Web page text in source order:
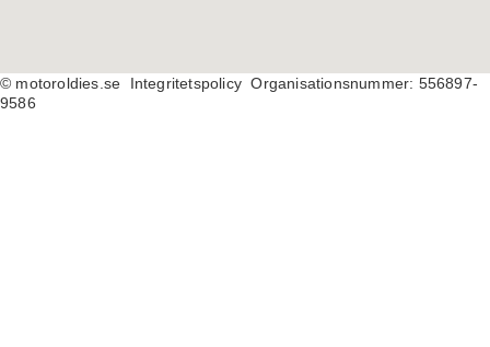
© motoroldies.se
Integritetspolicy Organisationsnummer: 556897-
9586